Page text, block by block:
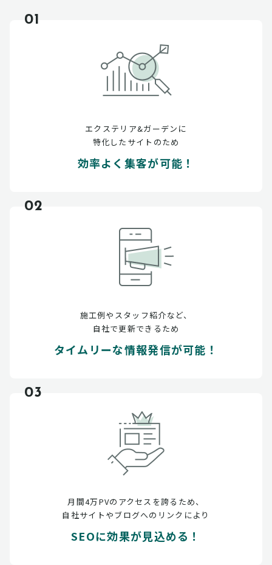
01
エクステリア&ガーデンに
特化したサイトのため
効率よく集客が可能！
02
施工例やスタッフ紹介など、
自社で更新できるため
タイムリーな情報発信が可能！
03
月間4万PVのアクセスを誇るため、
自社サイトやブログへのリンクにより
SEOに効果が見込める！